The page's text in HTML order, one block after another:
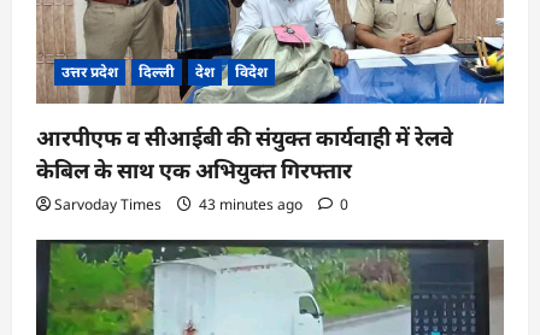
उत्तर प्रदेश दिल्ली देश विदेश
आरपीएफ व सीआईबी की संयुक्त कार्यवाही में रेलवे
केबिल के साथ एक अभियुक्त गिरफ्तार
Sarvoday Times 43 minutes ago 0